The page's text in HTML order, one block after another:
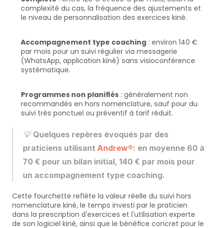
complexité du cas, la fréquence des ajustements et
le niveau de personnalisation des exercices kiné.
Accompagnement type coaching : environ 140 €
par mois pour un suivi régulier via messagerie
(WhatsApp, application kiné) sans visioconférence
systématique.
Programmes non planifiés : généralement non
recommandés en hors nomenclature, sauf pour du
suivi très ponctuel ou préventif à tarif réduit.
💡 Quelques repères évoqués par des
praticiens utilisant Andrew®: en moyenne 60 à
70 € pour un bilan initial, 140 € par mois pour
un accompagnement type coaching.
Cette fourchette reflète la valeur réelle du suivi hors
nomenclature kiné, le temps investi par le praticien
dans la prescription d'exercices et l'utilisation experte
de son logiciel kiné, ainsi que le bénéfice concret pour le